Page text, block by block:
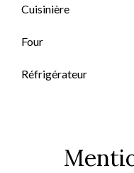
Cuisinière
Four
Réfrigérateur